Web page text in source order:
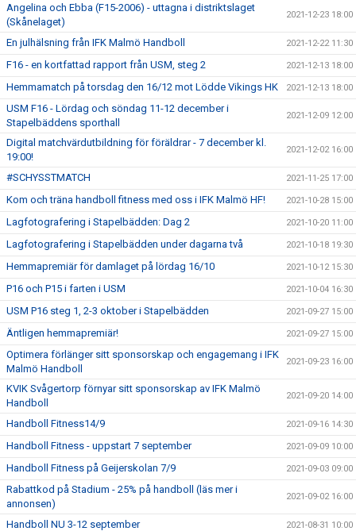
Angelina och Ebba (F15-2006) - uttagna i distriktslaget
(Skånelaget)
2021-12-23 18:00
En julhälsning från IFK Malmö Handboll 2021-12-22 11:30
F16 - en kortfattad rapport från USM, steg 2 2021-12-13 18:00
Hemmamatch på torsdag den 16/12 mot Lödde Vikings HK 2021-12-13 18:00
USM F16 - Lördag och söndag 11-12 december i
Stapelbäddens sporthall
2021-12-09 12:00
Digital matchvärdutbildning för föräldrar - 7 december kl.
19:00!
2021-12-02 16:00
#SCHYSSTMATCH 2021-11-25 17:00
Kom och träna handboll fitness med oss i IFK Malmö HF! 2021-10-28 15:00
Lagfotografering i Stapelbädden: Dag 2 2021-10-20 11:00
Lagfotografering i Stapelbädden under dagarna två 2021-10-18 19:30
Hemmapremiär för damlaget på lördag 16/10 2021-10-12 15:30
P16 och P15 i farten i USM 2021-10-04 16:30
USM P16 steg 1, 2-3 oktober i Stapelbädden 2021-09-27 15:00
Äntligen hemmapremiär! 2021-09-27 15:00
Optimera förlänger sitt sponsorskap och engagemang i IFK
Malmö Handboll
2021-09-23 16:00
KVIK Svågertorp förnyar sitt sponsorskap av IFK Malmö
Handboll
2021-09-20 14:00
Handboll Fitness14/9 2021-09-16 14:30
Handboll Fitness - uppstart 7 september 2021-09-09 10:00
Handboll Fitness på Geijerskolan 7/9 2021-09-03 09:00
Rabattkod på Stadium - 25% på handboll (läs mer i
annonsen)
2021-09-02 16:00
Handboll NU 3-12 september 2021-08-31 10:00